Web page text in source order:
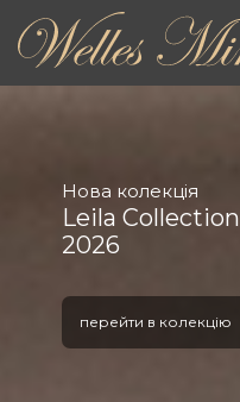
Нова колекція
Leila Collection
2026
перейти в колекцію